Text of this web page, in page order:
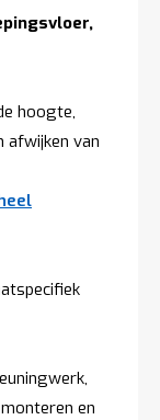
hoogte,
van
en